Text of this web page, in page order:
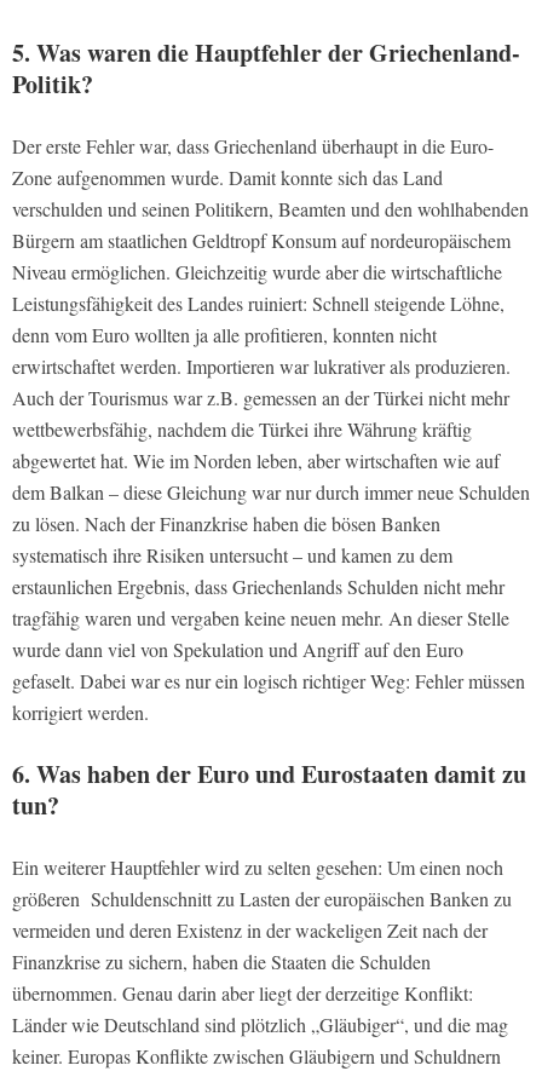
5. Was waren die Hauptfehler der Griechenland-
Politik?
Der erste Fehler war, dass Griechenland überhaupt in die Euro-
Zone aufgenommen wurde. Damit konnte sich das Land
verschulden und seinen Politikern, Beamten und den wohlhabenden
Bürgern am staatlichen Geldtropf Konsum auf nordeuropäischem
Niveau ermöglichen. Gleichzeitig wurde aber die wirtschaftliche
Leistungsfähigkeit des Landes ruiniert: Schnell steigende Löhne,
denn vom Euro wollten ja alle profitieren, konnten nicht
erwirtschaftet werden. Importieren war lukrativer als produzieren.
Auch der Tourismus war z.B. gemessen an der Türkei nicht mehr
wettbewerbsfähig, nachdem die Türkei ihre Währung kräftig
abgewertet hat. Wie im Norden leben, aber wirtschaften wie auf
dem Balkan – diese Gleichung war nur durch immer neue Schulden
zu lösen. Nach der Finanzkrise haben die bösen Banken
systematisch ihre Risiken untersucht – und kamen zu dem
erstaunlichen Ergebnis, dass Griechenlands Schulden nicht mehr
tragfähig waren und vergaben keine neuen mehr. An dieser Stelle
wurde dann viel von Spekulation und Angriff auf den Euro
gefaselt. Dabei war es nur ein logisch richtiger Weg: Fehler müssen
korrigiert werden.
6. Was haben der Euro und Eurostaaten damit zu
tun?
Ein weiterer Hauptfehler wird zu selten gesehen: Um einen noch
größeren Schuldenschnitt zu Lasten der europäischen Banken zu
vermeiden und deren Existenz in der wackeligen Zeit nach der
Finanzkrise zu sichern, haben die Staaten die Schulden
übernommen. Genau darin aber liegt der derzeitige Konflikt:
Länder wie Deutschland sind plötzlich „Gläubiger“, und die mag
keiner. Europas Konflikte zwischen Gläubigern und Schuldnern